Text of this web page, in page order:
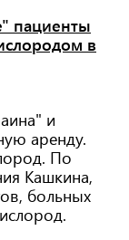
пациенты
в
и
аренду.
По
Кашкина,
больных